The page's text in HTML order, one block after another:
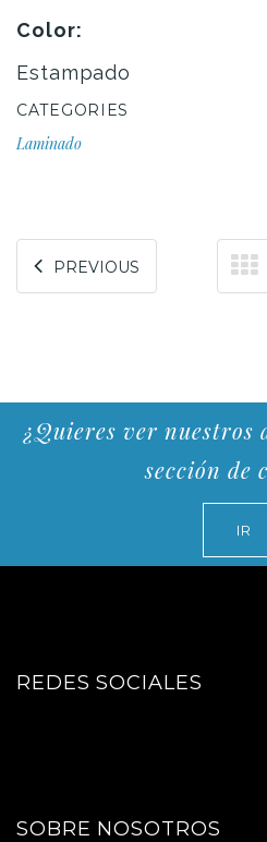
Color:
Estampado
CATEGORIES
Laminado
PREVIOUS
¿Quieres ver
sección de
IR
REDES SOCIALES
SOBRE NOSOTROS